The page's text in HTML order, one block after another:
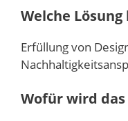
Welche
Erfüllung von
Wofür wird